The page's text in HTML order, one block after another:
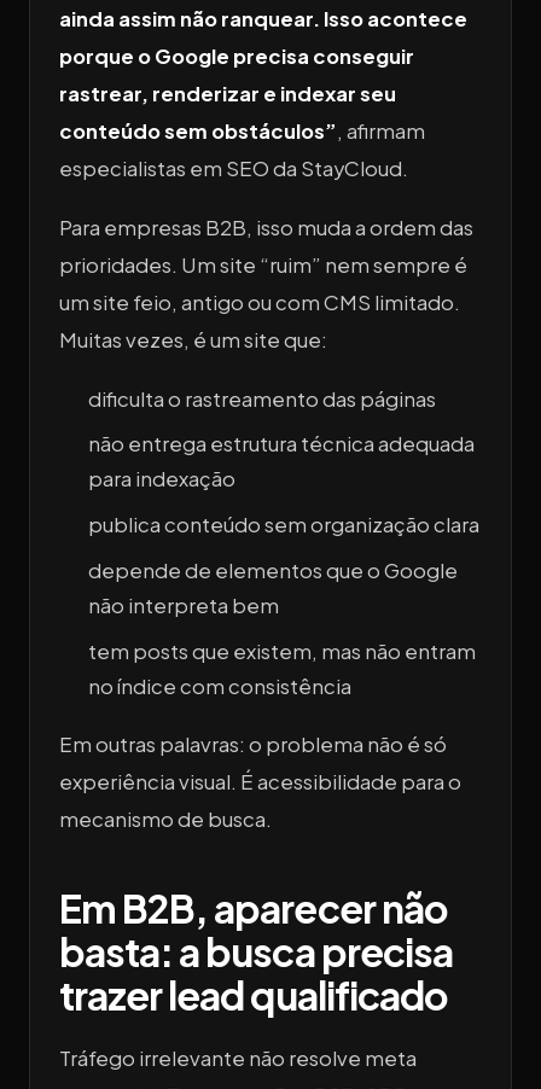
ainda assim não ranquear. Isso acontece
porque o Google precisa conseguir
rastrear, renderizar e indexar seu
conteúdo sem obstáculos”, afirmam
especialistas em SEO da StayCloud.
Para empresas B2B, isso muda a ordem das
prioridades. Um site “ruim” nem sempre é
um site feio, antigo ou com CMS limitado.
Muitas vezes, é um site que:
dificulta o rastreamento das páginas
não entrega estrutura técnica adequada
para indexação
publica conteúdo sem organização clara
depende de elementos que o Google
não interpreta bem
tem posts que existem, mas não entram
no índice com consistência
Em outras palavras: o problema não é só
experiência visual. É acessibilidade para o
mecanismo de busca.
Em B2B, aparecer não
basta: a busca precisa
trazer lead qualificado
Tráfego irrelevante não resolve meta